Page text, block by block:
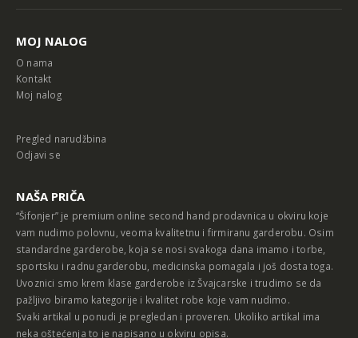
MOJ NALOG
O nama
Kontakt
Moj nalog
Pregled narudžbina
Odjavi se
NAŠA PRIČA
“Šifonjer” je premium online second hand prodavnica u okviru koje
vam nudimo polovnu, veoma kvalitetnu i firmiranu garderobu. Osim
standardne garderobe, koja se nosi svakoga dana imamo i torbe,
sportsku i radnu garderobu, medicinska pomagala i još dosta toga.
Uvoznici smo krem klase garderobe iz Švajcarske i trudimo se da
pažljivo biramo kategorije i kvalitet robe koje vam nudimo.
Svaki artikal u ponudi je pregledan i proveren. Ukoliko artikal ima
neka oštećenja to je napisano u okviru opisa.